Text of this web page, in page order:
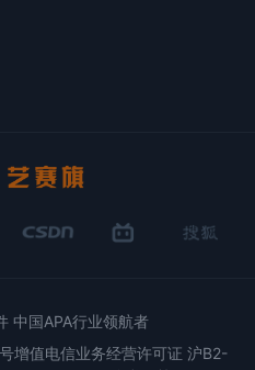
CSDN
中国APA行业领航者
增值电信业务经营许可证 沪B2-